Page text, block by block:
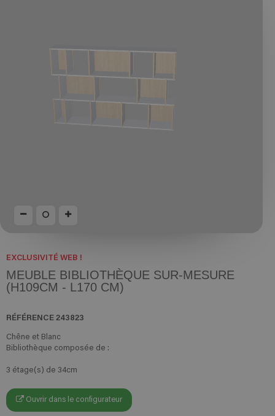
EXCLUSIVITÉ WEB !
MEUBLE BIBLIOTHÈQUE SUR-MESURE
(H109CM - L170 CM)
RÉFÉRENCE243823
Chêne et Blanc
Bibliothèque composée de :
3 étage(s) de 34cm
Ouvrir dans le configurateur